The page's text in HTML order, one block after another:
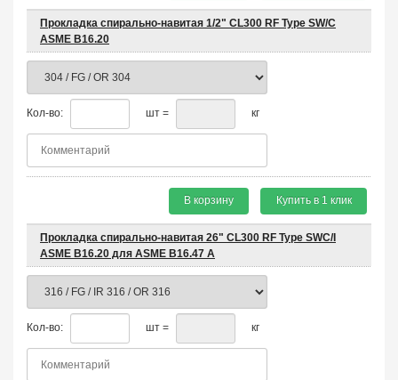
Прокладка спирально-навитая 1/2" CL300 RF Type SW/C
ASME B16.20
Кол-во: шт = кг
В корзину Купить в 1 клик
Прокладка спирально-навитая 26" CL300 RF Type SWC/I
ASME B16.20 для ASME B16.47 A
Кол-во: шт = кг